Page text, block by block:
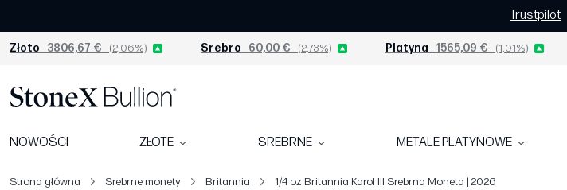
Trustpilot
Złoto 3806,67 € (2,06%) Srebro 60,00 € (2,73%) Platyna 1565,09 € (1,01%)
NOWOŚCI ZŁOTE SREBRNE METALE PLATYNOWE
Strona główna Srebrne monety Britannia 1/4 oz Britannia Karol III Srebrna Moneta | 2026